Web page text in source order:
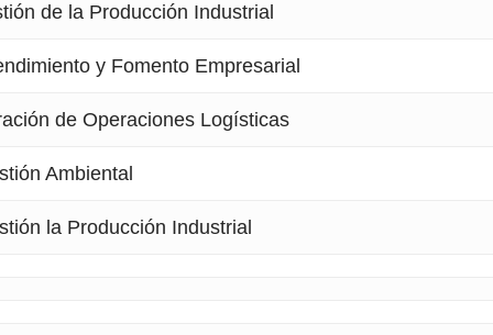
de la Producción Industrial
y Fomento Empresarial
de Operaciones Logísticas
Ambiental
la Producción Industrial